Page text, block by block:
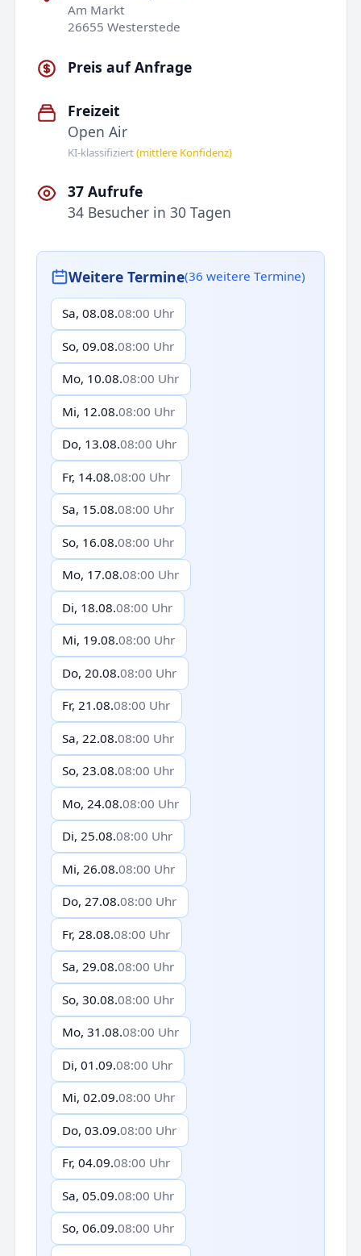
Am Markt
26655 Westerstede
Preis auf Anfrage
Freizeit
Open Air
KI-klassifiziert(mittlere Konfidenz)
37 Aufrufe
34 Besucher in 30 Tagen
Weitere Termine(36 weitere Termine)
Sa, 08.08.08:00 Uhr
So, 09.08.08:00 Uhr
Mo, 10.08.08:00 Uhr
Mi, 12.08.08:00 Uhr
Do, 13.08.08:00 Uhr
Fr, 14.08.08:00 Uhr
Sa, 15.08.08:00 Uhr
So, 16.08.08:00 Uhr
Mo, 17.08.08:00 Uhr
Di, 18.08.08:00 Uhr
Mi, 19.08.08:00 Uhr
Do, 20.08.08:00 Uhr
Fr, 21.08.08:00 Uhr
Sa, 22.08.08:00 Uhr
So, 23.08.08:00 Uhr
Mo, 24.08.08:00 Uhr
Di, 25.08.08:00 Uhr
Mi, 26.08.08:00 Uhr
Do, 27.08.08:00 Uhr
Fr, 28.08.08:00 Uhr
Sa, 29.08.08:00 Uhr
So, 30.08.08:00 Uhr
Mo, 31.08.08:00 Uhr
Di, 01.09.08:00 Uhr
Mi, 02.09.08:00 Uhr
Do, 03.09.08:00 Uhr
Fr, 04.09.08:00 Uhr
Sa, 05.09.08:00 Uhr
So, 06.09.08:00 Uhr